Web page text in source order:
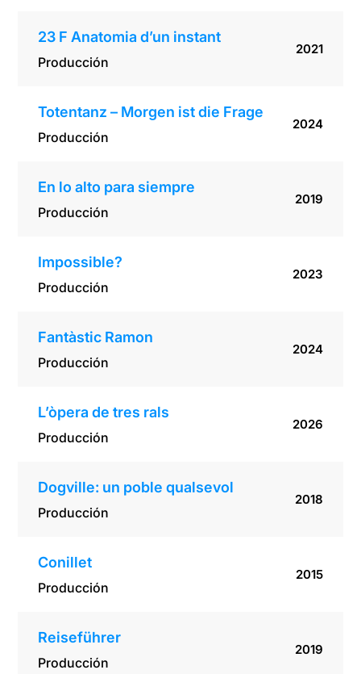
23 F Anatomia d’un instant
Producción
2021
Totentanz – Morgen ist die Frage
Producción
2024
En lo alto para siempre
Producción
2019
Impossible?
Producción
2023
Fantàstic Ramon
Producción
2024
L’òpera de tres rals
Producción
2026
Dogville: un poble qualsevol
Producción
2018
Conillet
Producción
2015
Reiseführer
Producción
2019